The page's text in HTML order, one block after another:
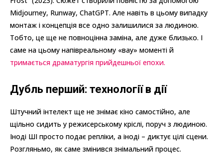
Midjourney, Runway, ChatGPT. Але навіть в цьому випадку
монтаж і концепція все одно залишилися за людиною.
Тобто, це ще не повноцінна заміна, але дуже близько. І
саме на цьому напівреальному «вау» моменті й
тримається драматургія прийдешньої епохи.
Дубль перший: технології в дії
Штучний інтелект ще не знімає кіно самостійно, але
щільно сидить у режисерському кріслі, поруч з людиною.
Іноді ШІ просто подає репліки, а іноді – диктує цілі сцени.
Розгляньмо, як саме змінився знімальний процес.